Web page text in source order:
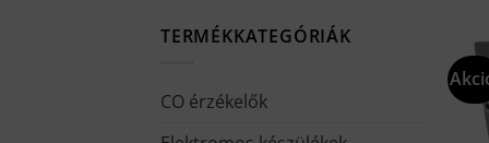
TERMÉKKATEGÓRIÁK
CO érzékelők